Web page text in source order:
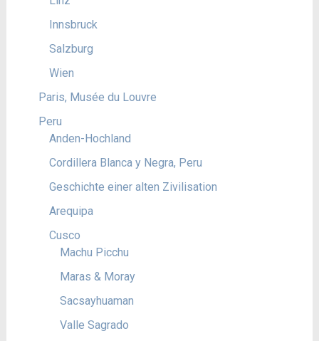
Innsbruck
Salzburg
Wien
Paris, Musée du Louvre
Peru
Anden-Hochland
Cordillera Blanca y Negra, Peru
Geschichte einer alten Zivilisation
Arequipa
Cusco
Machu Picchu
Maras & Moray
Sacsayhuaman
Valle Sagrado